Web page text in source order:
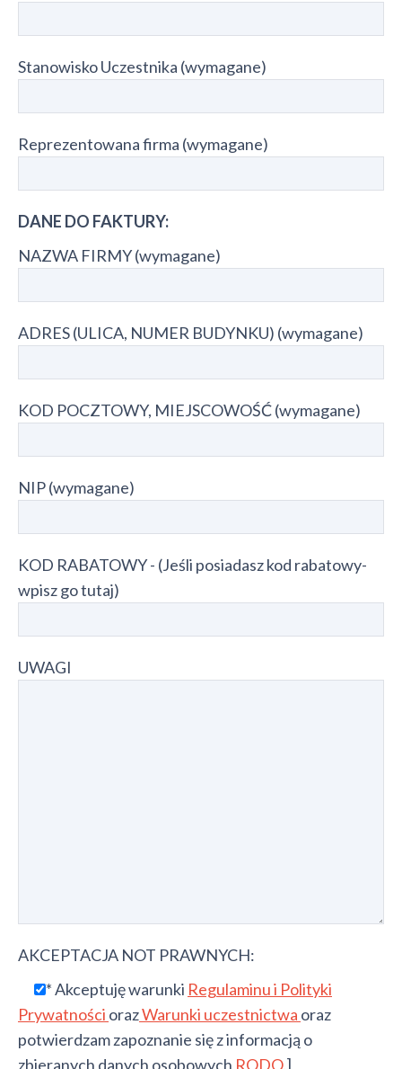
Stanowisko Uczestnika (wymagane)
Reprezentowana firma (wymagane)
DANE DO FAKTURY:
NAZWA FIRMY (wymagane)
ADRES (ULICA, NUMER BUDYNKU) (wymagane)
KOD POCZTOWY, MIEJSCOWOŚĆ (wymagane)
NIP (wymagane)
KOD RABATOWY - (Jeśli posiadasz kod rabatowy-
wpisz go tutaj)
UWAGI
AKCEPTACJA NOT PRAWNYCH:
* Akceptuję warunki Regulaminu i Polityki
Prywatności orazWarunki uczestnictwa oraz
potwierdzam zapoznanie się z informacją o
zbieranych danych osobowych RODO.]